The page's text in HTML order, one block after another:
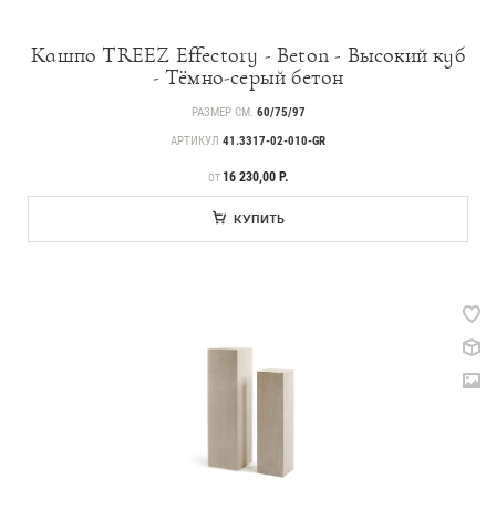
Кашпо TREEZ Effectory - Beton - Высокий куб
- Тёмно-серый бетон
РАЗМЕР СМ. 60/75/97
АРТИКУЛ 41.3317-02-010-GR
ЦЕНА
ОТ 16 230,00 Р.
КУПИТЬ